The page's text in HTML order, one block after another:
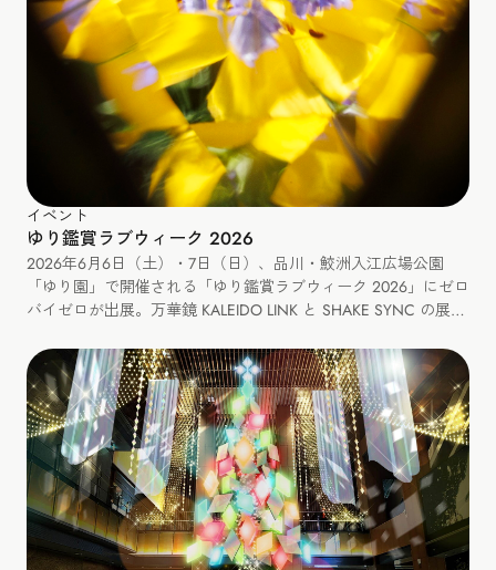
イベント
ゆり鑑賞ラブウィーク 2026
2026年6月6日（土）・7日（日）、品川・鮫洲入江広場公園
「ゆり園」で開催される「ゆり鑑賞ラブウィーク 2026」にゼロ
バイゼロが出展。万華鏡 KALEIDO LINK と SHAKE SYNC の展
プも開催します。